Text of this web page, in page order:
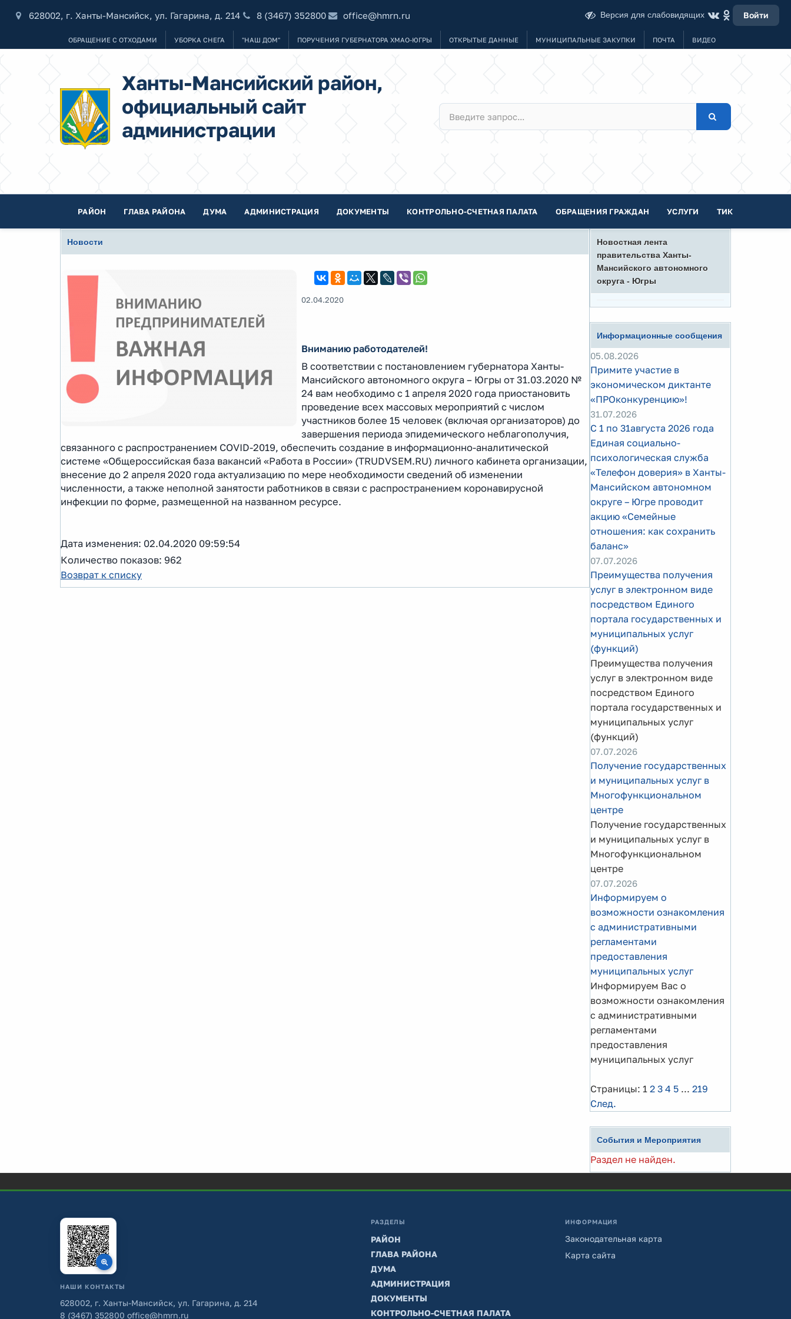
628002, г. Ханты-Мансийск, ул. Гагарина, д. 214 8 (3467) 352800 office@hmrn.ru Версия для слабовидящих Войти
ОБРАЩЕНИЕ С ОТХОДАМИ УБОРКА СНЕГА "НАШ ДОМ" ПОРУЧЕНИЯ ГУБЕРНАТОРА ХМАО-ЮГРЫ ОТКРЫТЫЕ ДАННЫЕ МУНИЦИПАЛЬНЫЕ ЗАКУПКИ ПОЧТА ВИДЕО
Ханты-Мансийский район,
официальный сайт
администрации
РАЙОН ГЛАВА РАЙОНА ДУМА АДМИНИСТРАЦИЯ ДОКУМЕНТЫ КОНТРОЛЬНО-СЧЕТНАЯ ПАЛАТА ОБРАЩЕНИЯ ГРАЖДАН УСЛУГИ ТИК
Новости
02.04.2020
Вниманию работодателей!
В соответствии с постановлением губернатора Ханты-
Мансийского автономного округа – Югры от 31.03.2020 №
24 вам необходимо с 1 апреля 2020 года приостановить
проведение всех массовых мероприятий с числом
участников более 15 человек (включая организаторов) до
завершения периода эпидемического неблагополучия,
связанного с распространением COVID-2019, обеспечить создание в информационно-аналитической
системе «Общероссийская база вакансий «Работа в России» (TRUDVSEM.RU) личного кабинета организации,
внесение до 2 апреля 2020 года актуализацию по мере необходимости сведений об изменении
численности, а также неполной занятости работников в связи с распространением коронавирусной
инфекции по форме, размещенной на названном ресурсе.
Дата изменения: 02.04.2020 09:59:54
Количество показов: 962
Возврат к списку
Новостная лента
правительства Ханты-
Мансийского автономного
округа - Югры
Информационные сообщения
05.08.2026
Примите участие в
экономическом диктанте
«ПРОконкуренцию»!
31.07.2026
С 1 по 31августа 2026 года
Единая социально-
психологическая служба
«Телефон доверия» в Ханты-
Мансийском автономном
округе – Югре проводит
акцию «Семейные
отношения: как сохранить
баланс»
07.07.2026
Преимущества получения
услуг в электронном виде
посредством Единого
портала государственных и
муниципальных услуг
(функций)
Преимущества получения
услуг в электронном виде
посредством Единого
портала государственных и
муниципальных услуг
(функций)
07.07.2026
Получение государственных
и муниципальных услуг в
Многофункциональном
центре
Получение государственных
и муниципальных услуг в
Многофункциональном
центре
07.07.2026
Информируем о
возможности ознакомления
с административными
регламентами
предоставления
муниципальных услуг
Информируем Вас о
возможности ознакомления
с административными
регламентами
предоставления
муниципальных услуг
Страницы: 1 2 3 4 5 ... 219
След.
События и Мероприятия
Раздел не найден.
НАШИ КОНТАКТЫ
628002, г. Ханты-Мансийск, ул. Гагарина, д. 214
8 (3467) 352800 office@hmrn.ru
РАЗДЕЛЫ
РАЙОН
ГЛАВА РАЙОНА
ДУМА
АДМИНИСТРАЦИЯ
ДОКУМЕНТЫ
КОНТРОЛЬНО-СЧЕТНАЯ ПАЛАТА
ИНФОРМАЦИЯ
Законодательная карта
Карта сайта